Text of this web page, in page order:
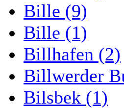
Bille (9)
Bille (1)
Billhafen (2)
Billwerder
Bilsbek (1)